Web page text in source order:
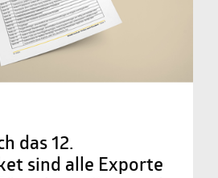
das 12.
sind alle Exporte